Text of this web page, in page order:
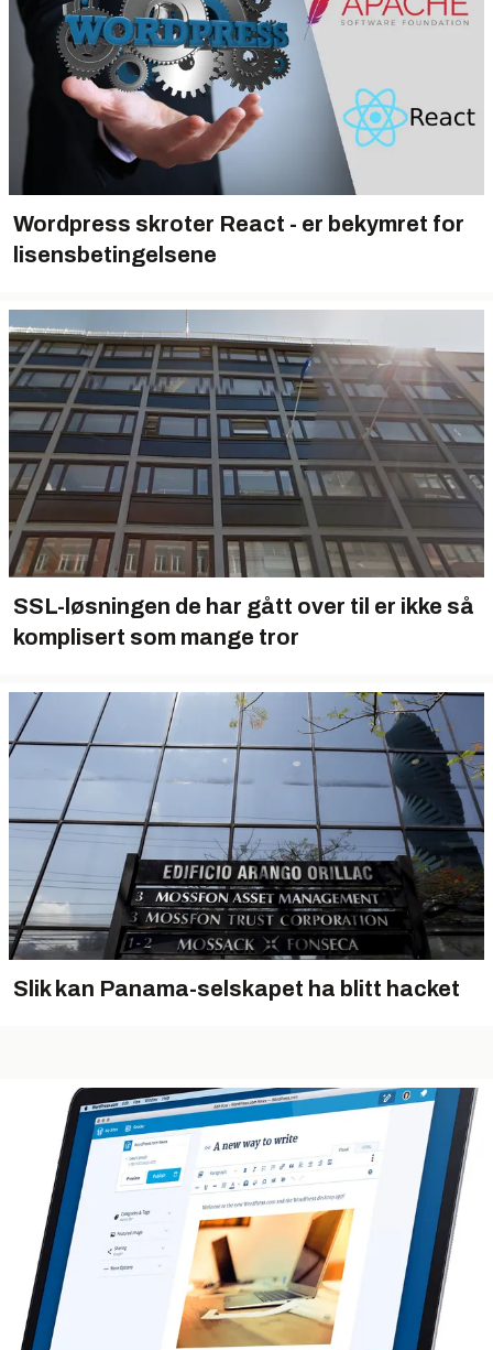
Wordpress skroter React - er bekymret for
lisensbetingelsene
SSL-løsningen de har gått over til er ikke så
komplisert som mange tror
Slik kan Panama-selskapet ha blitt hacket